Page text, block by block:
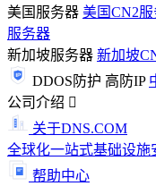
美国服务器 美国CN2
服务器
新加坡服务器 新加坡
DDOS防护 高防IP
公司介绍
关于DNS.COM
全球化一站式基础设施
帮助中心